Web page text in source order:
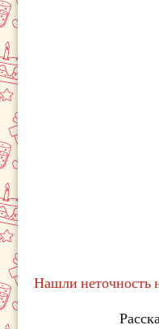
Нашли неточность